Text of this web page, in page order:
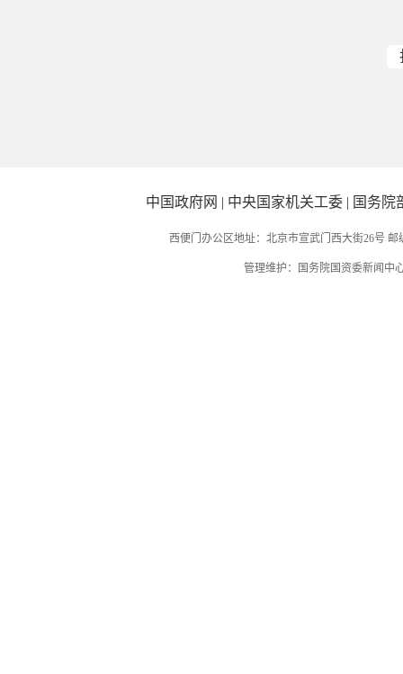
中国政府网 | 中央国家机关工委 | 国务院
西便门办公区地址：北京市宣武门西大街26号
管理维护：国务院国资委新闻中